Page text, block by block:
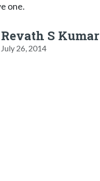
one.
Revath S Kumar
July 26, 2014